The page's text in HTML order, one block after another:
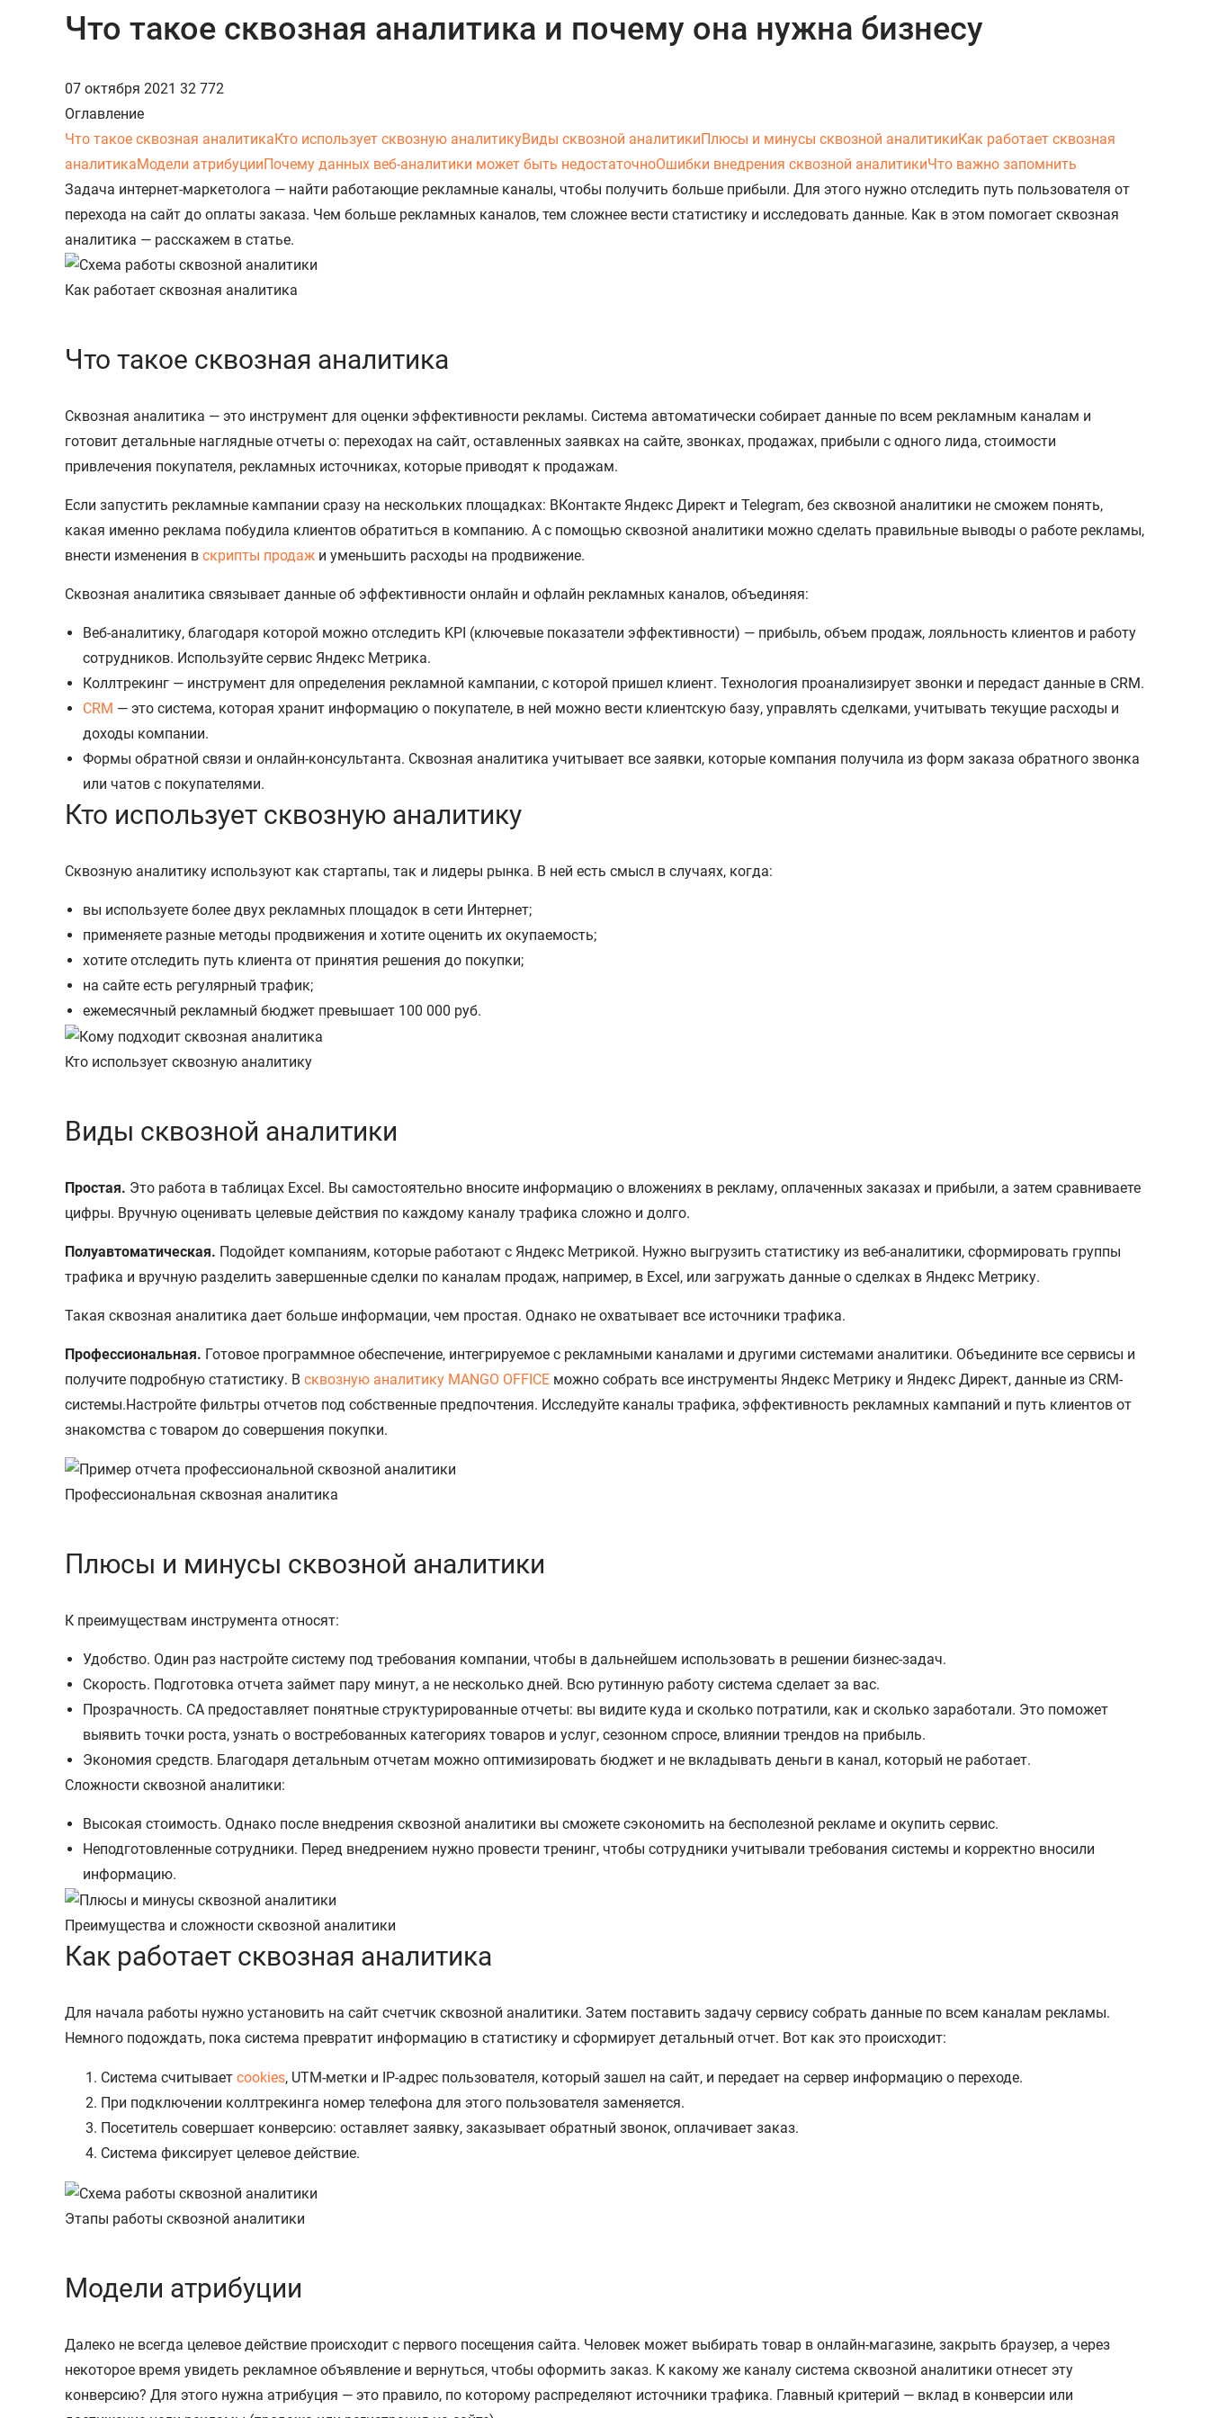
Что такое сквозная аналитика и почему она нужна бизнесу
07 октября 2021 32 772
Оглавление
Что такое сквозная аналитикаКто использует сквозную аналитикуВиды сквозной аналитикиПлюсы и минусы сквозной аналитикиКак работает сквозная
аналитикаМодели атрибуцииПочему данных веб-аналитики может быть недостаточноОшибки внедрения сквозной аналитикиЧто важно запомнить
Задача интернет-маркетолога — найти работающие рекламные каналы, чтобы получить больше прибыли. Для этого нужно отследить путь пользователя от
перехода на сайт до оплаты заказа. Чем больше рекламных каналов, тем сложнее вести статистику и исследовать данные. Как в этом помогает сквозная
аналитика — расскажем в статье.
Как работает сквозная аналитика
Что такое сквозная аналитика
Сквозная аналитика — это инструмент для оценки эффективности рекламы. Система автоматически собирает данные по всем рекламным каналам и
готовит детальные наглядные отчеты о: переходах на сайт, оставленных заявках на сайте, звонках, продажах, прибыли с одного лида, стоимости
привлечения покупателя, рекламных источниках, которые приводят к продажам.
Если запустить рекламные кампании сразу на нескольких площадках: ВКонтакте Яндекс Директ и Telegram, без сквозной аналитики не сможем понять,
какая именно реклама побудила клиентов обратиться в компанию. А с помощью сквозной аналитики можно сделать правильные выводы о работе рекламы,
внести изменения в скрипты продаж и уменьшить расходы на продвижение.
Сквозная аналитика связывает данные об эффективности онлайн и офлайн рекламных каналов, объединяя:
Веб-аналитику, благодаря которой можно отследить KPI (ключевые показатели эффективности) — прибыль, объем продаж, лояльность клиентов и работу
сотрудников. Используйте сервис Яндекс Метрика.
Коллтрекинг — инструмент для определения рекламной кампании, с которой пришел клиент. Технология проанализирует звонки и передаст данные в CRM.
CRM — это система, которая хранит информацию о покупателе, в ней можно вести клиентскую базу, управлять сделками, учитывать текущие расходы и
доходы компании.
Формы обратной связи и онлайн-консультанта. Сквозная аналитика учитывает все заявки, которые компания получила из форм заказа обратного звонка
или чатов с покупателями.
Кто использует сквозную аналитику
Сквозную аналитику используют как стартапы, так и лидеры рынка. В ней есть смысл в случаях, когда:
вы используете более двух рекламных площадок в сети Интернет;
применяете разные методы продвижения и хотите оценить их окупаемость;
хотите отследить путь клиента от принятия решения до покупки;
на сайте есть регулярный трафик;
ежемесячный рекламный бюджет превышает 100 000 руб.
Кто использует сквозную аналитику
Виды сквозной аналитики
Простая. Это работа в таблицах Excel. Вы самостоятельно вносите информацию о вложениях в рекламу, оплаченных заказах и прибыли, а затем сравниваете
цифры. Вручную оценивать целевые действия по каждому каналу трафика сложно и долго.
Полуавтоматическая. Подойдет компаниям, которые работают с Яндекс Метрикой. Нужно выгрузить статистику из веб-аналитики, сформировать группы
трафика и вручную разделить завершенные сделки по каналам продаж, например, в Excel, или загружать данные о сделках в Яндекс Метрику.
Такая сквозная аналитика дает больше информации, чем простая. Однако не охватывает все источники трафика.
Профессиональная. Готовое программное обеспечение, интегрируемое с рекламными каналами и другими системами аналитики. Объедините все сервисы и
получите подробную статистику. В сквозную аналитику MANGO OFFICE можно собрать все инструменты Яндекс Метрику и Яндекс Директ, данные из CRM-
системы.Настройте фильтры отчетов под собственные предпочтения. Исследуйте каналы трафика, эффективность рекламных кампаний и путь клиентов от
знакомства с товаром до совершения покупки.
Профессиональная сквозная аналитика
Плюсы и минусы сквозной аналитики
К преимуществам инструмента относят:
Удобство. Один раз настройте систему под требования компании, чтобы в дальнейшем использовать в решении бизнес-задач.
Скорость. Подготовка отчета займет пару минут, а не несколько дней. Всю рутинную работу система сделает за вас.
Прозрачность. СА предоставляет понятные структурированные отчеты: вы видите куда и сколько потратили, как и сколько заработали. Это поможет
выявить точки роста, узнать о востребованных категориях товаров и услуг, сезонном спросе, влиянии трендов на прибыль.
Экономия средств. Благодаря детальным отчетам можно оптимизировать бюджет и не вкладывать деньги в канал, который не работает.
Сложности сквозной аналитики:
Высокая стоимость. Однако после внедрения сквозной аналитики вы сможете сэкономить на бесполезной рекламе и окупить сервис.
Неподготовленные сотрудники. Перед внедрением нужно провести тренинг, чтобы сотрудники учитывали требования системы и корректно вносили
информацию.
Преимущества и сложности сквозной аналитики
Как работает сквозная аналитика
Для начала работы нужно установить на сайт счетчик сквозной аналитики. Затем поставить задачу сервису собрать данные по всем каналам рекламы.
Немного подождать, пока система превратит информацию в статистику и сформирует детальный отчет. Вот как это происходит:
Система считывает cookies, UTM-метки и IP-адрес пользователя, который зашел на сайт, и передает на сервер информацию о переходе.
При подключении коллтрекинга номер телефона для этого пользователя заменяется.
Посетитель совершает конверсию: оставляет заявку, заказывает обратный звонок, оплачивает заказ.
Система фиксирует целевое действие.
Этапы работы сквозной аналитики
Модели атрибуции
Далеко не всегда целевое действие происходит с первого посещения сайта. Человек может выбирать товар в онлайн-магазине, закрыть браузер, а через
некоторое время увидеть рекламное объявление и вернуться, чтобы оформить заказ. К какому же каналу система сквозной аналитики отнесет эту
конверсию? Для этого нужна атрибуция — это правило, по которому распределяют источники трафика. Главный критерий — вклад в конверсии или